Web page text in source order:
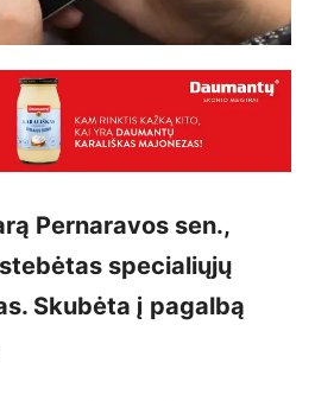
Pernaravos sen.,
specialiųjų
Skubėta į pagalbą